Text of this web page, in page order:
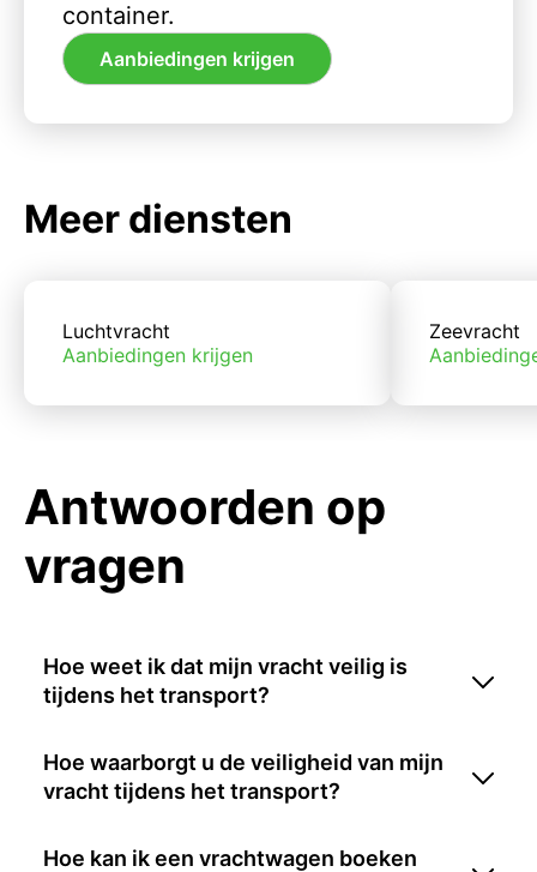
container.
Aanbiedingen krijgen
Meer diensten
Luchtvracht
Aanbiedingen krijgen
Zeevracht
Antwoorden op
vragen
Hoe weet ik dat mijn vracht veilig is
tijdens het transport?
Hoe waarborgt u de veiligheid van mijn
vracht tijdens het transport?
Hoe kan ik een vrachtwagen boeken